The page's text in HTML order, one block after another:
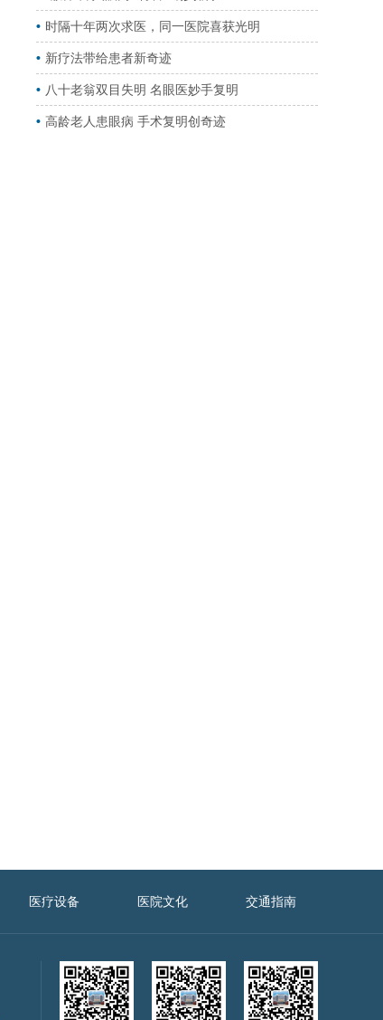
时隔十年两次求医，同一医院喜获光明
新疗法带给患者新奇迹
八十老翁双目失明 名眼医妙手复明
高龄老人患眼病 手术复明创奇迹
医疗设备 医院文化 交通指南